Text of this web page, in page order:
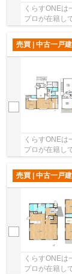
くらすONE
プロが在籍し
売買 | 中古一戸建
くらすONE
プロが在籍し
売買 | 中古一戸建
くらすONE
プロが在籍し